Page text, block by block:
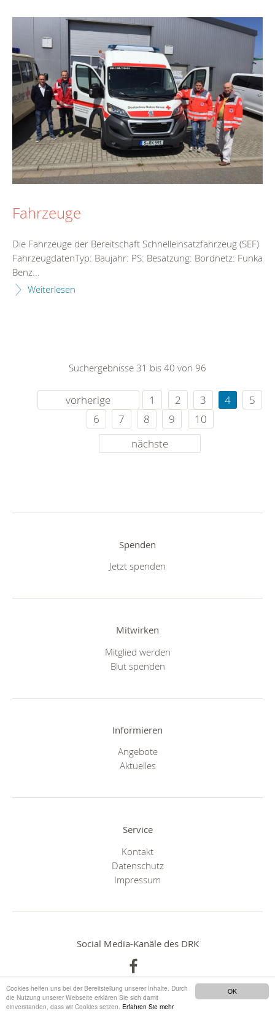
OK
Cookies helfen uns bei der Bereitstellung unserer Inhalte. Durch
die Nutzung unserer Webseite erklären Sie sich damit
einverstanden, dass wir Cookies setzen. Erfahren Sie mehr
Fahrzeuge
Die Fahrzeuge der Bereitschaft Schnelleinsatzfahrzeug (SEF)
FahrzeugdatenTyp: Baujahr: PS: Besatzung: Bordnetz:
Benz...
Weiterlesen
Suchergebnisse 31 bis 40 von 96
vorherige 1 2 3 4
5
6
7 8 9
10
nächste
Spenden
Jetzt spenden
Mitwirken
Mitglied werden
Blut spenden
Informieren
Angebote
Aktuelles
Service
Kontakt
Datenschutz
Impressum
Social Media-Kanäle des DRK